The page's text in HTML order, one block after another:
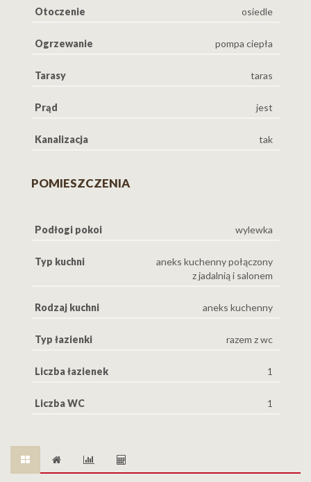
Otoczenie osiedle
Ogrzewanie pompa ciepła
Tarasy taras
Prąd jest
Kanalizacja tak
POMIESZCZENIA
Podłogi pokoi wylewka
Typ kuchni
aneks kuchenny połączony
z jadalnią i salonem
Rodzaj kuchni aneks kuchenny
Typ łazienki razem z wc
Liczba łazienek 1
Liczba WC 1